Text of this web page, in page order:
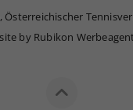
Österreichischer
by Rubikon